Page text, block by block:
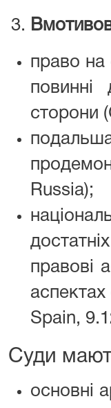
право на
повинні
сторони
Russia);
правові
аспектах
Spain,
Суди
основні